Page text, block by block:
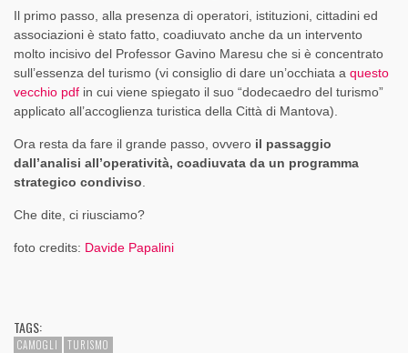
Il primo passo, alla presenza di operatori, istituzioni, cittadini ed
associazioni è stato fatto, coadiuvato anche da un intervento
molto incisivo del Professor Gavino Maresu che si è concentrato
sull’essenza del turismo (vi consiglio di dare un’occhiata a questo
vecchio pdf in cui viene spiegato il suo “dodecaedro del turismo”
applicato all’accoglienza turistica della Città di Mantova).
Ora resta da fare il grande passo, ovvero il passaggio
dall’analisi all’operatività, coadiuvata da un programma
strategico condiviso
Che dite, ci riusciamo?
foto credits: Davide Papalini
TAGS:
CAMOGLI TURISMO